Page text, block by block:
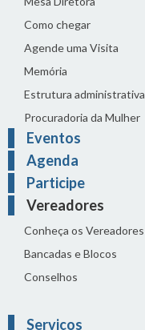
Como chegar
Agende uma Visita
Memória
Estrutura administrativa
Procuradoria da Mulher
Eventos
Agenda
Participe
Vereadores
Conheça os Vereadores
Bancadas e Blocos
Conselhos
Serviços